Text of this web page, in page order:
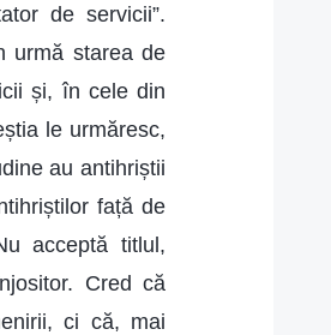
de servicii”.
urmă starea de
și, în cele din
le urmăresc,
au antihriștii
față de
acceptă titlul,
Cred că
ci că, mai